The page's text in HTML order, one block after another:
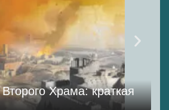
Храма: краткая